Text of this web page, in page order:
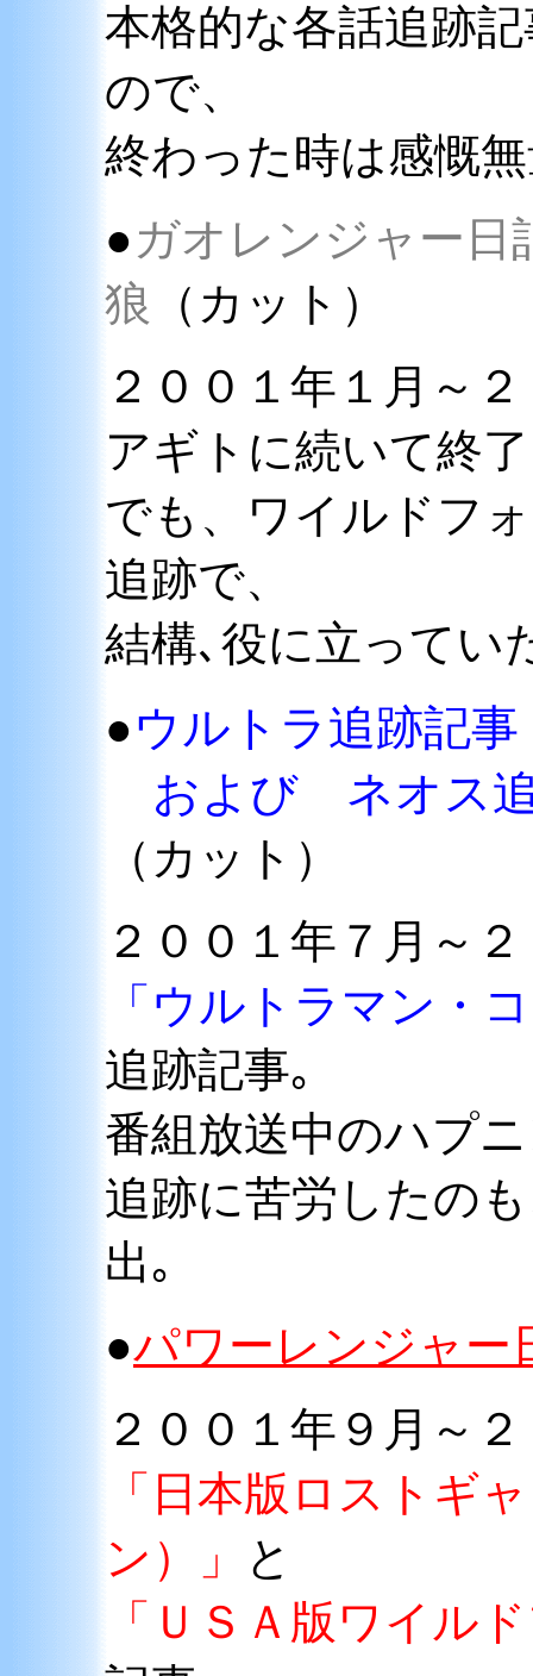
本格的な各話追跡
ので、
終わった時は感慨
●ガオレンジャー
狼 （カット）
２００１年１月～
アギトに続いて終
でも、ワイルドフ
追跡で、
結構､役に立ってい
●ウルトラ追跡記
および ネオス
（カット）
２００１年７月～
「ウルトラマン・
追跡記事｡
番組放送中のハプ
追跡に苦労したの
出｡
●パワーレンジャー
２００１年９月～
「日本版ロストギ
ン）」
と
「ＵＳＡ版ワイル